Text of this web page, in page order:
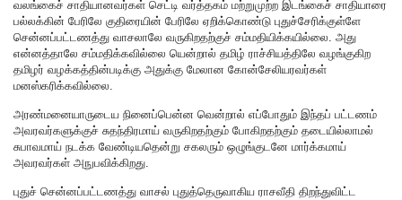
வலங்கைச் சாதியானவர்கள் செட்டி வர்த்தகம் மற்றுமுற்ற இடங்கைச் சாதியாரை
பல்லக்கின் பேரிலே குதிரையின் பேரிலே ஏறிக்கொண்டு புதுச்சேரிக்குள்ளே
சென்னப்பட்டணத்து வாசலாலே வருகிறதற்குச் சம்மதியிக்கயில்லை. அது
என்னத்தாலே சம்மதிக்கவில்லை யென்றால் தமிழ் ராச்சியத்திலே வழங்குகிற
தமிழர் வழக்கத்தின்படிக்கு அதுக்கு மேலான கோன்சேலியரவர்கள்
மனஸ்கரிக்கவில்லை.
அரண்மனையாருடைய நினைப்பென்ன வென்றால் எப்போதும் இந்தப் பட்டணம்
அவரவர்களுக்குச் சுதந்திரமாய் வருகிறதற்கும் போகிறதற்கும் தடையில்லாமல்
சுபாவமாய் நடக்க வேண்டியதென்று சகலரும் ஒழுங்குடனே மார்க்கமாய்
அவரவர்கள் அநுபவிக்கிறது.
புதுச் சென்னப்பட்டணத்து வாசல் புதுத்தெருவாகிய ராசவீதி திறந்துவிட்ட